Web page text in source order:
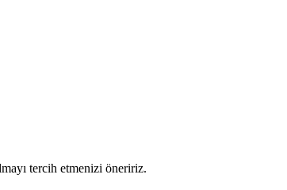
tercih etmenizi öneririz.